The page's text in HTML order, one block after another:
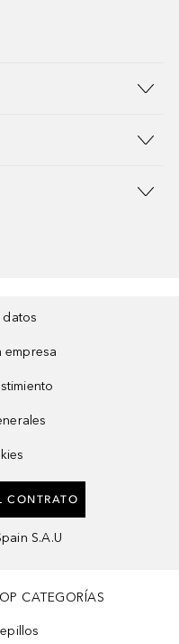
datos
empresa
CONTRATO
S.A.U
CATEGORÍAS